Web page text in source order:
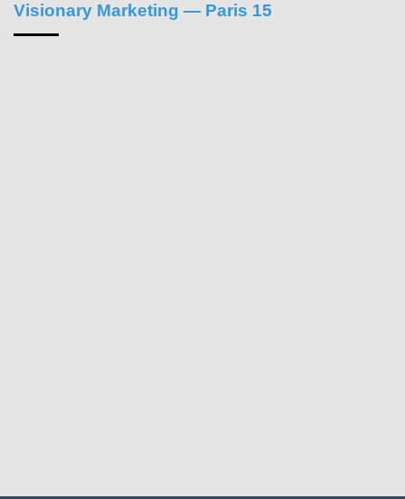
Visionary Marketing — Paris 15